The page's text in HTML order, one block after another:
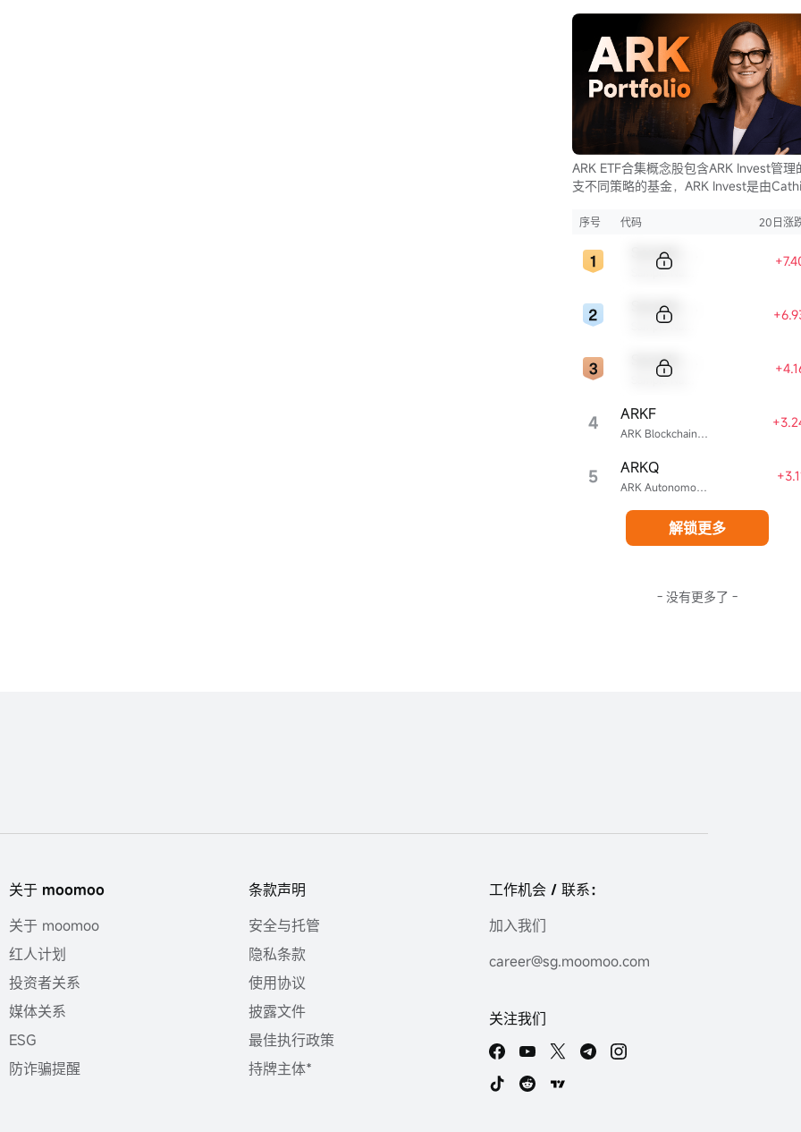
ARK ETF合集概念股包含ARK Invest管理
支不同策略的基金，ARK Invest是由
序号 代码 20日涨
4 ARK Blockchain & Fintech Innovation ETF
ARKF
5 ARK Autonomous Technology & Robotics ETF
ARKQ
解锁更多
- 没有更多了 -
关于 moomoo
关于 moomoo
红人计划
投资者关系
媒体关系
ESG
防诈骗提醒
条款声明
安全与托管
隐私条款
使用协议
披露文件
最佳执行政策
持牌主体*
工作机会 / 联系：
加入我们
career@sg.moomoo.com
关注我们